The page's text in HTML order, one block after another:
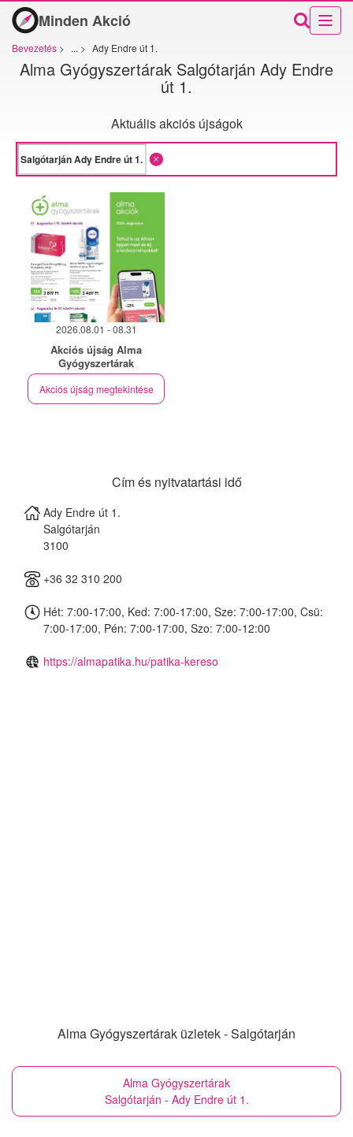
Minden Akció
Bevezetés > ... > Ady Endre út 1.
Alma Gyógyszertárak Salgótarján Ady Endre
út 1.
Aktuális akciós újságok
2026.08.01 - 08.31
Akciós újság Alma
Gyógyszertárak
Akciós újság megtekintése
Cím és nyitvatartási idő
Ady Endre út 1.
Salgótarján
3100
+36 32 310 200
Hét: 7:00-17:00, Ked: 7:00-17:00, Sze: 7:00-17:00, Csü:
7:00-17:00, Pén: 7:00-17:00, Szo: 7:00-12:00
https://almapatika.hu/patika-kereso
Alma Gyógyszertárak üzletek - Salgótarján
Alma Gyógyszertárak
Salgótarján - Ady Endre út 1.